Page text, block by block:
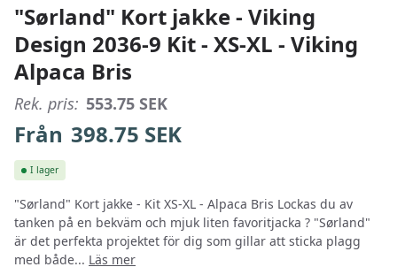
"Sørland" Kort jakke - Viking
Design 2036-9 Kit - XS-XL - Viking
Alpaca Bris
Rek. pris: 553.75SEK
Från 398.75 SEK
I lager
"Sørland" Kort jakke - Kit XS-XL - Alpaca Bris Lockas du av
tanken på en bekväm och mjuk liten favoritjacka ? "Sørland"
är det perfekta projektet för dig som gillar att sticka plagg
med både... Läs mer